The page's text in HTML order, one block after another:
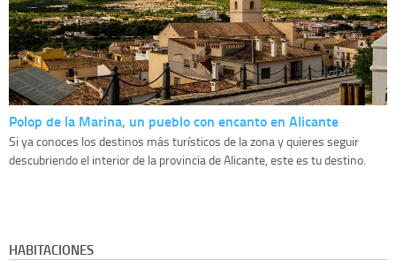
Polop de la Marina, un pueblo con encanto en Alicante
Si ya conoces los destinos más turísticos de la zona y quieres seguir
descubriendo el interior de la provincia de Alicante, este es tu destino.
HABITACIONES